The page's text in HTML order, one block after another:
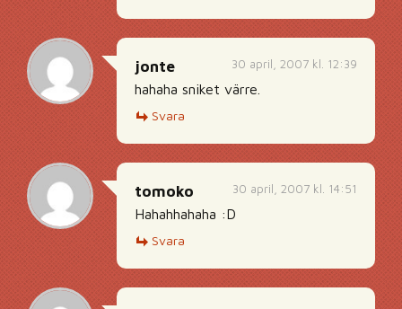
30 april, 2007 kl. 12:39
jonte
hahaha sniket värre.
Svara
30 april, 2007 kl. 14:51
tomoko
Hahahhahaha :D
Svara